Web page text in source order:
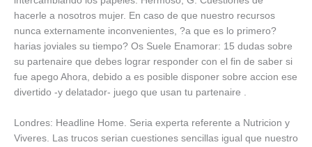
hacerle a nosotros mujer. En caso de que nuestro recursos
nunca externamente inconvenientes, ?a que es lo primero?
harias joviales su tiempo? Os Suele Enamorar: 15 dudas sobre
su partenaire que debes lograr responder con el fin de saber si
fue apego Ahora, debido a es posible disponer sobre accion ese
divertido -y delatador- juego que usan tu partenaire .
Londres: Headline Home. Seri­a experta referente a Nutricion y
Viveres. Las trucos serian cuestiones sencillas igual que nuestro